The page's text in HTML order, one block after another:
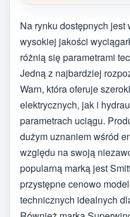
Na rynku dostępnych
wysokiej jakości
różnią się parametrami
Jedną z najbardziej
Warn, która oferuje
elektrycznych, jak i
parametrach uciągu.
dużym uznaniem wśród
względu na swoją
popularną marką jest
przystępne cenowo
technicznych idealnych